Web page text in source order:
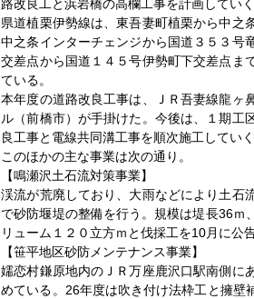
路改良工と浜岩橋の高欄工事を計画していく
県道植栗伊勢線は、東吾妻町植栗から中之
中之条インターチェンジから国道３５３号
交差点から国道１４５号伊勢町下交差点ま
ている。
本年度の道路改良工事は、ＪＲ吾妻線龍ヶ
ル（前橋市）が手掛けた。今後は、１期工
良工事と電線共同溝工事を順次施工していく
このほかの主な事業は次の通り。
【鳴瀬沢土石流対策事業】
渓流が荒廃しており、大雨などにより土石
で砂防堰堤の整備を行う。規模は堤長36ｍ
リューム１２０立方ｍと伐採工を10月に公
【笹平地区砂防メンテナンス事業】
嬬恋村鎌原地内のＪＲ万座鹿沢口駅南側に
めている。26年度は吹き付け法枠工と擁壁